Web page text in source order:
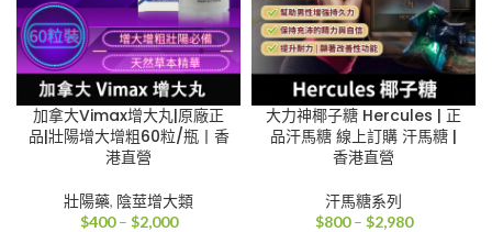
加拿大Vimax增大丸|原廠正
品|壯陽增大增粗60粒/瓶丨香
港直營
壯陽藥, 陰莖增大類
$400 – $2,000價
大力神椰子糖 Hercules | 正
品汗馬糖 線上訂購 汗馬糖 |
香港直營
汗馬糖系列
$800 – $2,980價